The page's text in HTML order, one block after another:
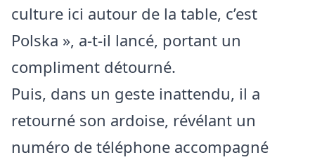
culture ici autour de la table, c’est
Polska », a-t-il lancé, portant un
compliment détourné.
Puis, dans un geste inattendu, il a
retourné son ardoise, révélant un
numéro de téléphone accompagné